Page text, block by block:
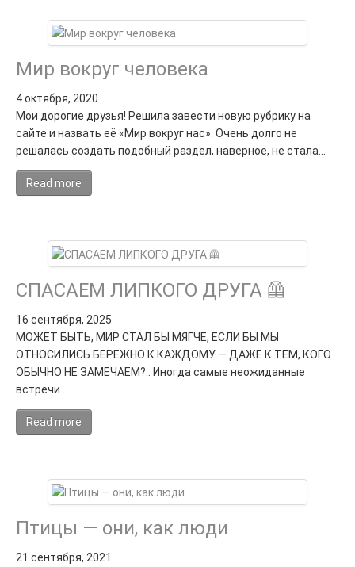
Мир вокруг человека
4 октября, 2020
Мои дорогие друзья! Решила завести новую рубрику на
сайте и назвать её «Мир вокруг нас». Очень долго не
решалась создать подобный раздел, наверное, не стала…
Read more
СПАСАЕМ ЛИПКОГО ДРУГА 🦺
16 сентября, 2025
МОЖЕТ БЫТЬ, МИР СТАЛ БЫ МЯГЧЕ, ЕСЛИ БЫ МЫ
ОТНОСИЛИСЬ БЕРЕЖНО К КАЖДОМУ — ДАЖЕ К ТЕМ, КОГО
ОБЫЧНО НЕ ЗАМЕЧАЕМ?.. Иногда самые неожиданные
встречи…
Read more
Птицы — они, как люди
21 сентября, 2021